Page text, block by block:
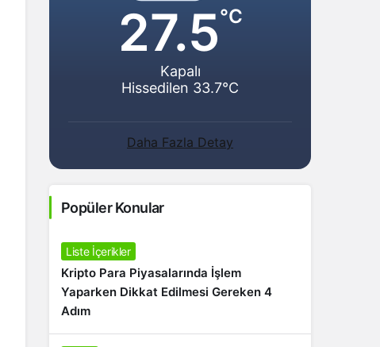
27.5°C
Kapalı
Hissedilen 33.7°C
Daha Fazla Detay
Popüler Konular
Liste İçerikler
Kripto Para Piyasalarında İşlem
Yaparken Dikkat Edilmesi Gereken 4
Adım